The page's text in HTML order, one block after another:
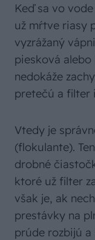
Keď sa vo
už mŕtve riasy
vyzrážaný
piesková
nedokáže
pretečú a filter
Vtedy je
(flokulante).
drobné
ktoré už filter
však je, ak
prestávky na
prúde rozbijú